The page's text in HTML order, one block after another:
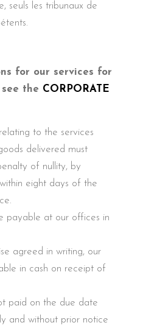
seuls les tribunaux de
for our services for
the CORPORATE
to the services
delivered must
of nullity, by
eight days of the
payable at our offices in
agreed in writing, our
in cash on receipt of
paid on the due date
and without prior notice